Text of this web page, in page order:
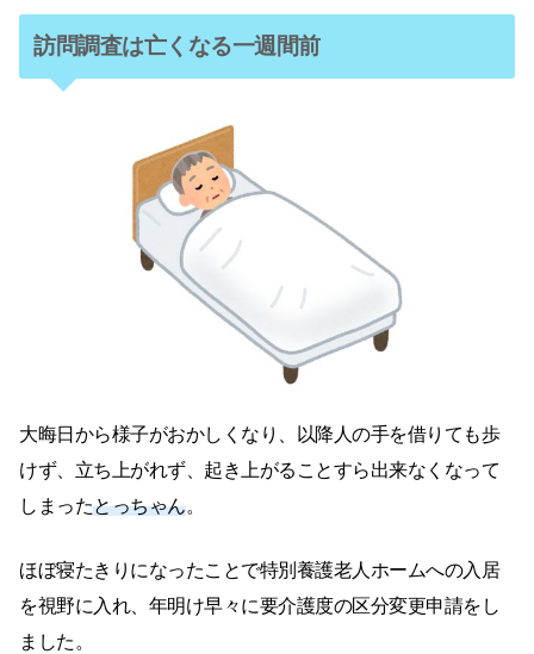
訪問調査は亡くなる一週間前
大晦日から様子がおかしくなり、以降人の手を借りても歩
けず、立ち上がれず、起き上がることすら出来なくなって
しまったとっちゃん。
ほぼ寝たきりになったことで特別養護老人ホームへの入居
を視野に入れ、年明け早々に要介護度の区分変更申請をし
ました。